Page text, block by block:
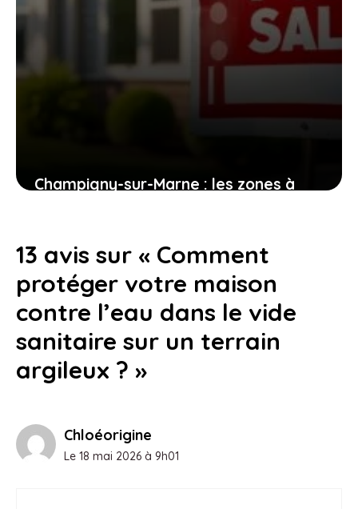
Champigny-sur-Marne : les zones à
13 avis sur « Comment
protéger votre maison
contre l’eau dans le vide
sanitaire sur un terrain
argileux ? »
Chloéorigine
Le 18 mai 2026 à 9h01